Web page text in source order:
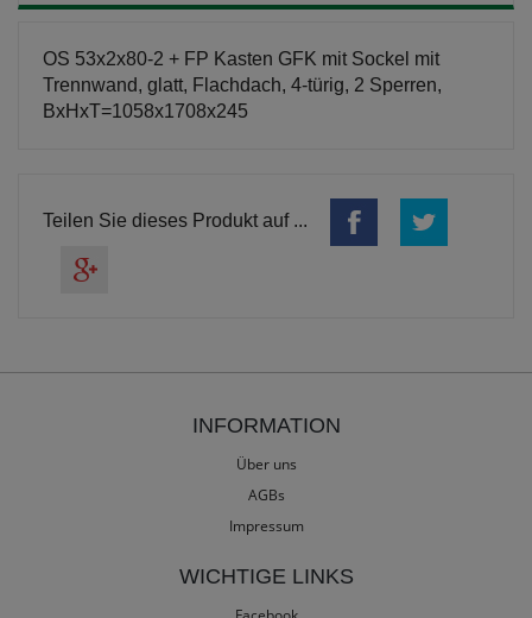
OS 53x2x80-2 + FP Kasten GFK mit Sockel mit
Trennwand, glatt, Flachdach, 4-türig, 2 Sperren,
BxHxT=1058x1708x245
Teilen Sie dieses Produkt auf ...
INFORMATION
Über uns
AGBs
Impressum
WICHTIGE LINKS